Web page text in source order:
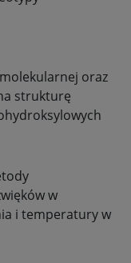
oraz
strukturę
w
i temperatury w